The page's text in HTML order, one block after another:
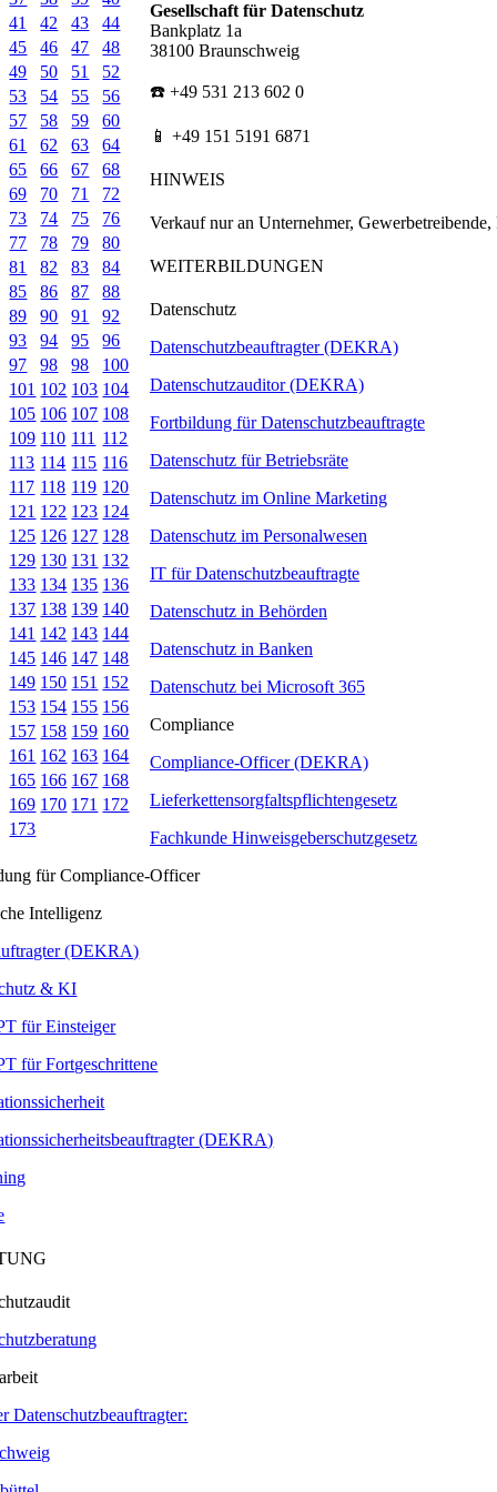
41
42 43
44
45
46 47
48
49
50 51
52
53
54 55
56
57
58 59
60
61
62 63
64
65
66 67
68
69
70 71
72
73
74 75
76
77
78 79
80
81
82 83
84
85
86 87
88
89
90 91
92
93
94 95
96
97
98 98
100
101 102 103 104
105 106 107 108
109 110 111 112
113 114 115 116
117 118 119 120
121 122 123 124
125 126 127 128
129 130 131 132
133 134 135 136
137 138 139 140
141 142 143 144
145 146 147 148
149 150 151 152
153 154 155 156
157 158 159 160
161 162 163 164
165 166 167 168
169 170 171 172
173
Gesellschaft für Datenschutz
Bankplatz 1a
38100 Braunschweig
☎️ +49 531 213 602 0
📱 +49 151 5191 6871
HINWEIS
Verkauf nur an Unternehmer,
WEITERBILDUNGEN
Datenschutz
Datenschutzbeauftragter (DEKRA)
Datenschutzauditor (DEKRA)
Fortbildung für Datenschutzbeauftragte
Datenschutz für Betriebsräte
Datenschutz im Online Marketing
Datenschutz im Personalwesen
IT für Datenschutzbeauftragte
Datenschutz in Behörden
Datenschutz in Banken
Datenschutz bei Microsoft 365
Compliance
Compliance-Officer (DEKRA)
Lieferkettensorgfaltspflichtengesetz
Fachkunde Hinweisgeberschutzgesetz
für Compliance-Officer
Intelligenz
(DEKRA)
& KI
für Einsteiger
für Fortgeschrittene
(DEKRA)
Datenschutzbeauftragter: